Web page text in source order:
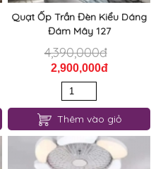
Quạt Ốp Trần Đèn Kiểu Dáng
Đám Mây 127
4,390,000đ
2,900,000đ
Thêm vào giỏ